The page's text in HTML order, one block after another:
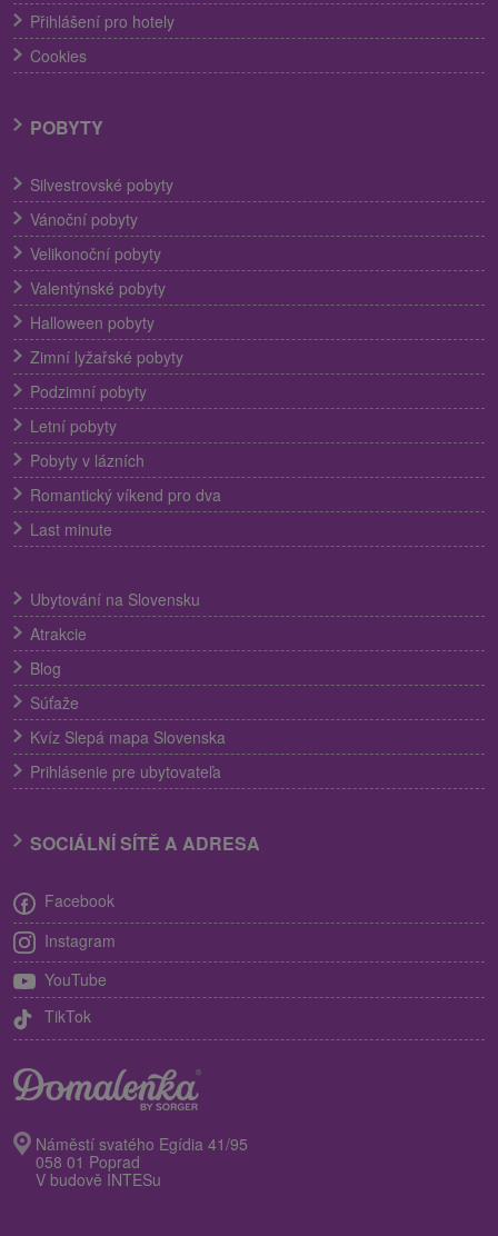
Přihlášení pro hotely
Cookies
POBYTY
Silvestrovské pobyty
Vánoční pobyty
Velikonoční pobyty
Valentýnské pobyty
Halloween pobyty
Zimní lyžařské pobyty
Podzimní pobyty
Letní pobyty
Pobyty v lázních
Romantický víkend pro dva
Last minute
Ubytování na Slovensku
Atrakcie
Blog
Súťaže
Kvíz Slepá mapa Slovenska
Prihlásenie pre ubytovateľa
SOCIÁLNÍ SÍTĚ A ADRESA
Facebook
Instagram
YouTube
TikTok
Náměstí svatého Egídia 41/95
058 01 Poprad
V budově INTESu